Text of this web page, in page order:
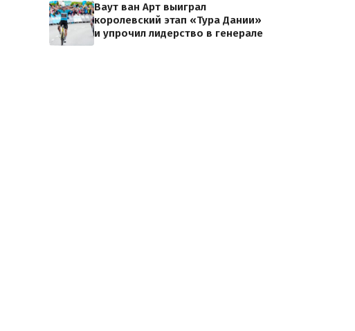
Ваут ван Арт выиграл
королевский этап «Тура Дании»
и упрочил лидерство в генерале